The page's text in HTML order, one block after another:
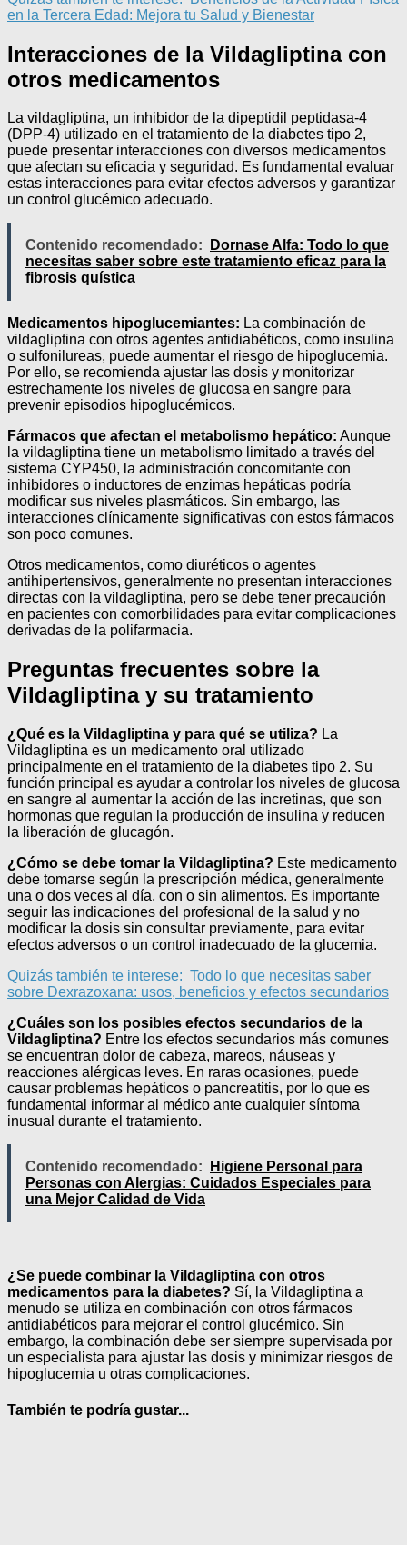
en la Tercera Edad: Mejora tu Salud y Bienestar
Interacciones de la Vildagliptina con
otros medicamentos
La vildagliptina, un inhibidor de la dipeptidil peptidasa-4
(DPP-4) utilizado en el tratamiento de la diabetes tipo 2,
puede presentar interacciones con diversos medicamentos
que afectan su eficacia y seguridad. Es fundamental evaluar
estas interacciones para evitar efectos adversos y garantizar
un control glucémico adecuado.
Contenido recomendado:
Dornase Alfa: Todo lo que
necesitas saber sobre este tratamiento eficaz para la
fibrosis quística
Medicamentos hipoglucemiantes: La combinación de
vildagliptina con otros agentes antidiabéticos, como insulina
o sulfonilureas, puede aumentar el riesgo de hipoglucemia.
Por ello, se recomienda ajustar las dosis y monitorizar
estrechamente los niveles de glucosa en sangre para
prevenir episodios hipoglucémicos.
Fármacos que afectan el metabolismo hepático: Aunque
la vildagliptina tiene un metabolismo limitado a través del
sistema CYP450, la administración concomitante con
inhibidores o inductores de enzimas hepáticas podría
modificar sus niveles plasmáticos. Sin embargo, las
interacciones clínicamente significativas con estos fármacos
son poco comunes.
Otros medicamentos, como diuréticos o agentes
antihipertensivos, generalmente no presentan interacciones
directas con la vildagliptina, pero se debe tener precaución
en pacientes con comorbilidades para evitar complicaciones
derivadas de la polifarmacia.
Preguntas frecuentes sobre la
Vildagliptina y su tratamiento
¿Qué es la Vildagliptina y para qué se utiliza? La
Vildagliptina es un medicamento oral utilizado
principalmente en el tratamiento de la diabetes tipo 2. Su
función principal es ayudar a controlar los niveles de glucosa
en sangre al aumentar la acción de las incretinas, que son
hormonas que regulan la producción de insulina y reducen
la liberación de glucagón.
¿Cómo se debe tomar la Vildagliptina? Este medicamento
debe tomarse según la prescripción médica, generalmente
una o dos veces al día, con o sin alimentos. Es importante
seguir las indicaciones del profesional de la salud y no
modificar la dosis sin consultar previamente, para evitar
efectos adversos o un control inadecuado de la glucemia.
Quizás también te interese: Todo lo que necesitas saber
sobre Dexrazoxana: usos, beneficios y efectos secundarios
¿Cuáles son los posibles efectos secundarios de la
Vildagliptina? Entre los efectos secundarios más comunes
se encuentran dolor de cabeza, mareos, náuseas y
reacciones alérgicas leves. En raras ocasiones, puede
causar problemas hepáticos o pancreatitis, por lo que es
fundamental informar al médico ante cualquier síntoma
inusual durante el tratamiento.
Contenido recomendado:
Higiene Personal para
Personas con Alergias: Cuidados Especiales para
una Mejor Calidad de Vida
¿Se puede combinar la Vildagliptina con otros
medicamentos para la diabetes? Sí, la Vildagliptina a
menudo se utiliza en combinación con otros fármacos
antidiabéticos para mejorar el control glucémico. Sin
embargo, la combinación debe ser siempre supervisada por
un especialista para ajustar las dosis y minimizar riesgos de
hipoglucemia u otras complicaciones.
También te podría gustar...